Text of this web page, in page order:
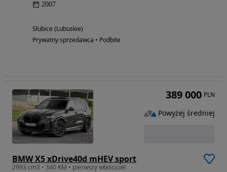
2007
Słubice (Lubuskie)
Prywatny sprzedawca • Podbite
BMW X5 xDrive40d mHEV sport
2993 cm3 • 340 KM • pierwszy właściciel
389 000 PLN
Powyżej średniej